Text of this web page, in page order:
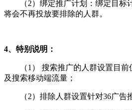
（2）绑定推广计划：绑定目
将会不再投放要排除的人群。
4、特别说明：
（1） 搜索推广的人群设置目
及搜索移动端流量；
（2）排除人群设置针对36广告